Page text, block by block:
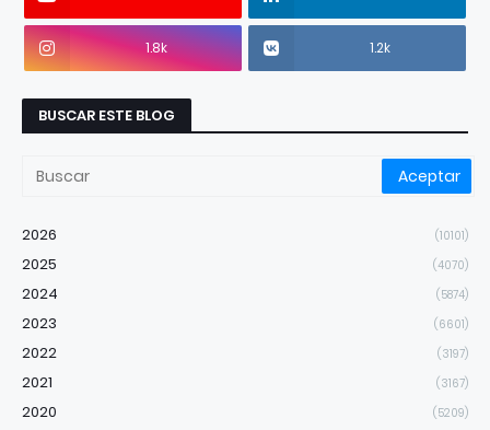
1.8k 1.2k
BUSCAR ESTE BLOG
2026 (10101)
2025 (4070)
2024 (5874)
2023 (6601)
2022 (3197)
2021 (3167)
2020 (5209)